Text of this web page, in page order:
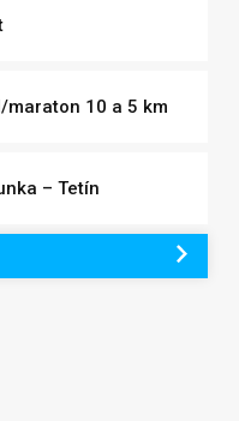
maraton 10 a 5 km
– Tetín